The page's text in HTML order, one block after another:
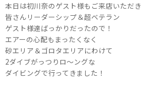
本日は初川奈のゲスト様もご来店いただき
皆さんリーダーシップ＆超ベテラン
ゲスト様達ばっかりだったので！
エアーの心配もまったくなく
砂エリア＆ゴロタエリアにわけて
2ダイブがっつりロ～ングな
ダイビングで行ってきました！